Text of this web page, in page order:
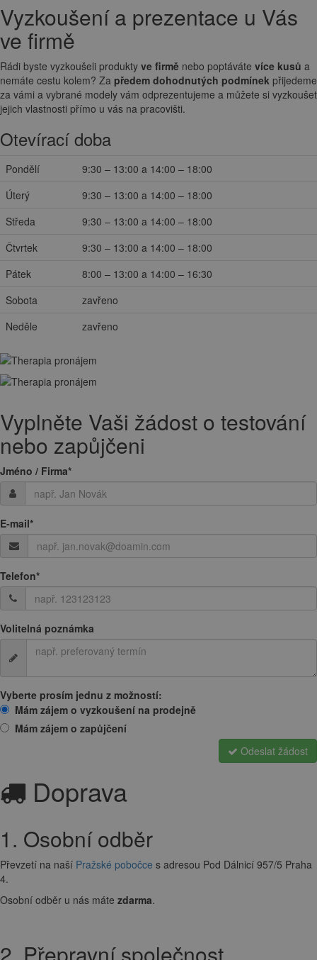
Vyzkoušení a prezentace u Vás
ve firmě
Rádi byste vyzkoušeli produkty ve firmě nebo poptáváte více kusů a
nemáte cestu kolem? Za předem dohodnutých podmínek přijedeme
za vámi a vybrané modely vám odprezentujeme a můžete si vyzkoušet
jejich vlastnosti přímo u vás na pracovišti.
Otevírací doba
Pondělí
9:30 – 13:00 a 14:00 – 18:00
Úterý
9:30 – 13:00 a 14:00 – 18:00
Středa
9:30 – 13:00 a 14:00 – 18:00
Čtvrtek
9:30 – 13:00 a 14:00 – 18:00
Pátek
8:00 – 13:00 a 14:00 – 16:30
Sobota
zavřeno
Neděle
zavřeno
Vyplněte Vaši žádost o testování
nebo zapůjčeni
Jméno / Firma*
E-mail*
Telefon*
Volitelná poznámka
Vyberte prosím jednu z možností:
Mám zájem o vyzkoušení na prodejně
Mám zájem o zapůjčení
Odeslat žádost
Doprava
1. Osobní odběr
Převzetí na naší Pražské pobočce s adresou Pod Dálnicí 957/5 Praha
4.
Osobní odběr u nás máte zdarma.
2. Přepravní společnost